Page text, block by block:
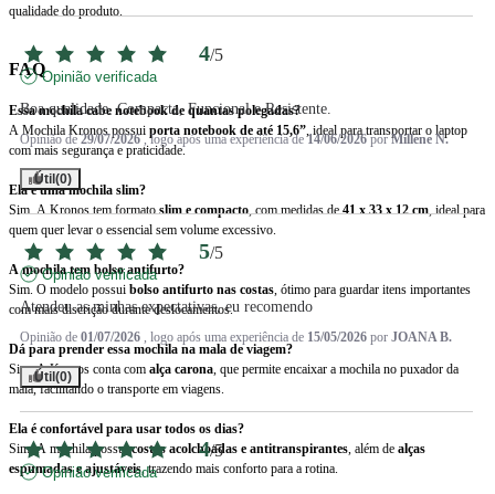
qualidade do produto.
FAQ
Essa mochila cabe notebook de quantas polegadas?
A Mochila Kronos possui porta notebook de até 15,6”, ideal para transportar o laptop
com mais segurança e praticidade.
Ela é uma mochila slim?
Sim. A Kronos tem formatoslim e compacto, com medidas de41 x 33 x 12 cm, ideal para
quem quer levar o essencial sem volume excessivo.
A mochila tem bolso antifurto?
Sim. O modelo possui bolso antifurto nas costas, ótimo para guardar itens importantes
com mais discrição durante deslocamentos.
Dá para prender essa mochila na mala de viagem?
Sim. A Kronos conta com alça carona, que permite encaixar a mochila no puxador da
mala, facilitando o transporte em viagens.
Ela é confortável para usar todos os dias?
Sim. A mochila possuicostas acolchoadas e antitranspirantes, além de alças
espumadas e ajustáveis, trazendo mais conforto para a rotina.
4/5
Opinião verificada
Boa qualidade. Compacta, Funcional e Resistente.
Opinião de29/07/2026 , logo após uma experiência de14/06/2026 porMillene N.
Útil(0)
5/5
Opinião verificada
Atendeu as minhas expectativas, eu recomendo
Opinião de 01/07/2026 , logo após uma experiência de 15/05/2026 por JOANA B.
Útil(0)
4/5
Opinião verificada